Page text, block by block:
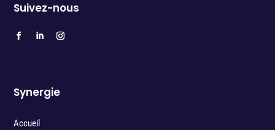
Suivez-nous
Synergie
Accueil